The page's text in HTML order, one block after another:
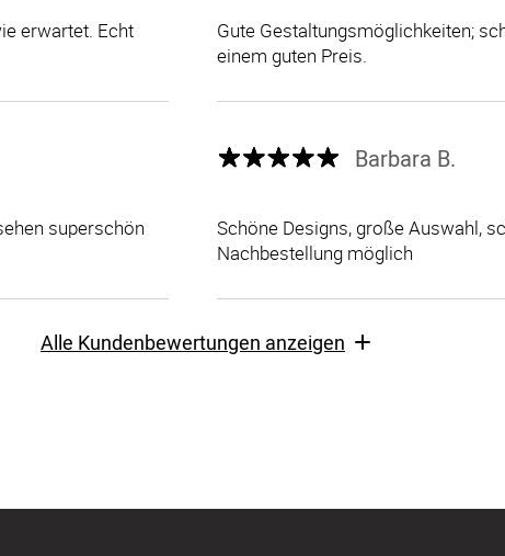
erwartet. Echt
Gute Gestaltungsmöglichkeiten;
einem guten Preis.
superschön
Barbara B.
Schöne Designs, große Auswahl,
Nachbestellung möglich
Alle Kundenbewertungen anzeigen